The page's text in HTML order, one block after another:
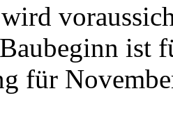
ist
für